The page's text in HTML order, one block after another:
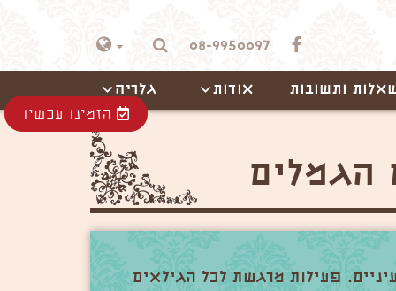
08-9950097
ותשובות אודות גלריה
פעילות מרגשת לכל הגילאים
הזמינו עכשיו